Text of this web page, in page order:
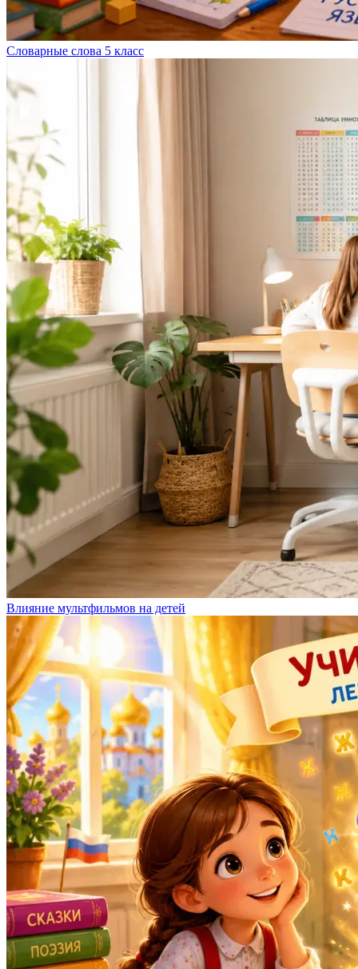
Словарные слова 5 класс
Влияние мультфильмов на детей